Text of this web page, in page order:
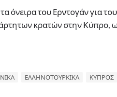
όνειρα του Ερντογάν για
κρατών στην Κύπρο,
ΕΛΛΗΝΟΤΟΥΡΚΙΚΑ ΚΥΠΡΟΣ